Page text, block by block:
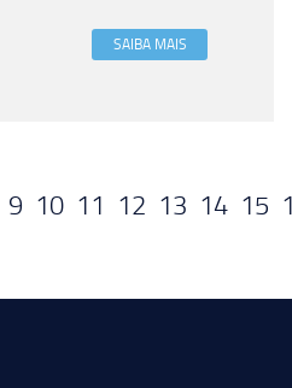
SAIBA MAIS
9 10 11 12 13 14 15